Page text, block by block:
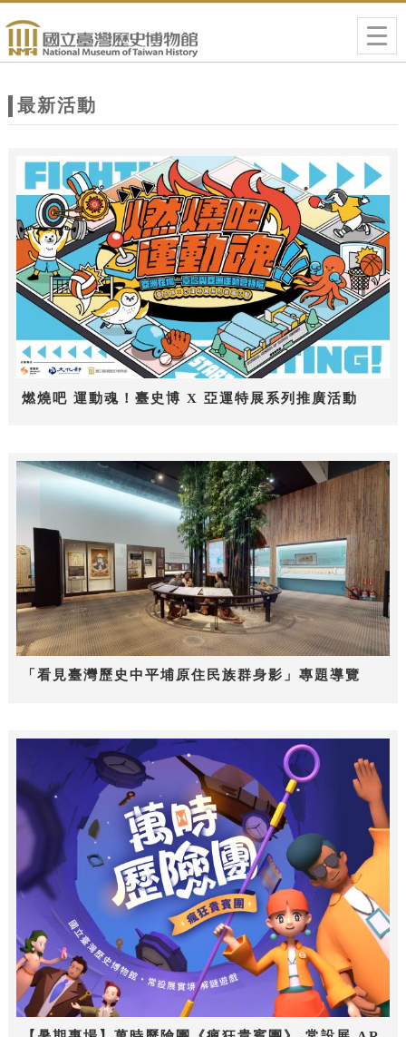
站最新活動
燃燒吧 運動魂！臺史博 X 亞運特展系列推廣活動
「看見臺灣歷史中平埔原住民族群身影」專題導覽